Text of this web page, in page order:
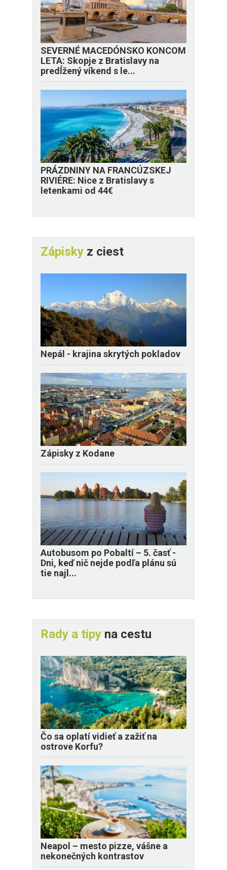
SEVERNÉ MACEDÓNSKO KONCOM
LETA: Skopje z Bratislavy na
predĺžený víkend s le...
PRÁZDNINY NA FRANCÚZSKEJ
RIVIÉRE: Nice z Bratislavy s
letenkami od 44€
Zápisky z ciest
Nepál - krajina skrytých pokladov
Zápisky z Kodane
​Autobusom po Pobaltí – 5. časť -
Dni, keď nič nejde podľa plánu sú
tie najl...
Rady a tipy na cestu
Čo sa oplatí vidieť a zažiť na
ostrove Korfu?
Neapol – mesto pizze, vášne a
nekonečných kontrastov